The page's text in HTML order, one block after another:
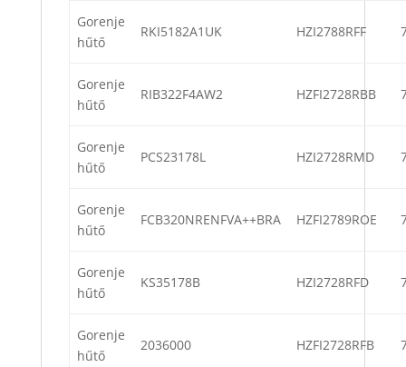
Gorenje
hűtő
RKI5182A1UK HZI2788RFF
Gorenje
hűtő
RIB322F4AW2 HZFI2728RBB
Gorenje
hűtő
PCS23178L HZI2728RMD
Gorenje
hűtő
FCB320NRENFVA++BRA HZFI2789ROE
Gorenje
hűtő
KS35178B HZI2728RFD
Gorenje
hűtő
2036000 HZFI2728RFB